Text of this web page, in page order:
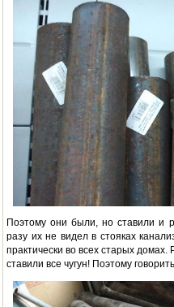
Поэтому они были, но ставили и
разу их не видел в стояках
практически во всех старых
ставили все чугун! Поэтому